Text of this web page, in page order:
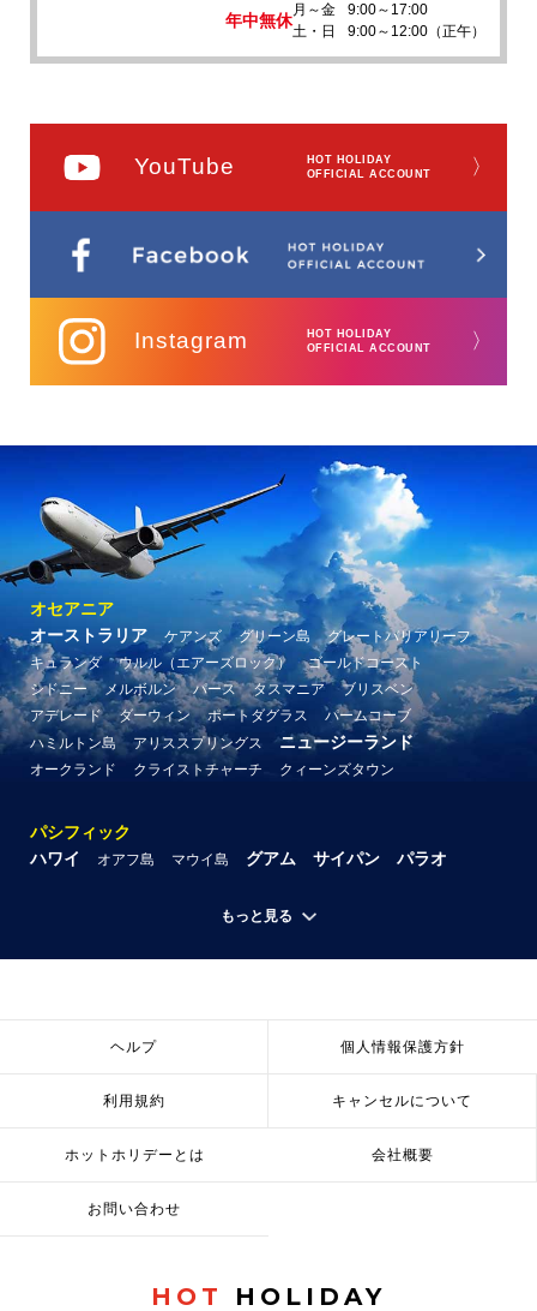
年中無休
月～金
9:00～17:00
土・日
9:00～12:00（正午）
YouTube
HOT HOLIDAY
OFFICIAL ACCOUNT
〉
Instagram
HOT HOLIDAY
OFFICIAL ACCOUNT
〉
オセアニア
オーストラリア
ケアンズ グリーン島
グレートバリアリーフ
キュランダ
ウルル（エアーズロック）
ゴールドコースト
シドニー
メルボルン パース タスマニア
ブリスベン
アデレード
ダーウィン ポートダグラス
パームコーブ
ハミルトン島
アリススプリングス ニュージーランド
オークランド クライストチャーチ クィーンズタウン
パシフィック
ハワイ
オアフ島 マウイ島 グアム サイパン パラオ
もっと見る
ヘルプ 個人情報保護方針
利用規約 キャンセルについて
ホットホリデーとは 会社概要
お問い合わせ
HOT HOLIDAY